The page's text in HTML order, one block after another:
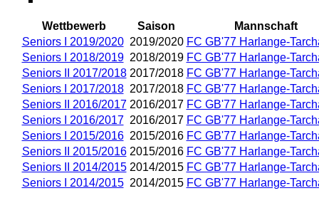
Wettbewerb Saison
Mannschaft
Seniors I 2019/2020 2019/2020 FC GB'77 Harlange-
Seniors I 2018/2019 2018/2019 FC GB'77 Harlange-
Seniors II 2017/2018 2017/2018 FC GB'77 Harlange-
Seniors I 2017/2018 2017/2018 FC GB'77 Harlange-
Seniors II 2016/2017 2016/2017 FC GB'77 Harlange-
Seniors I 2016/2017 2016/2017 FC GB'77 Harlange-
Seniors I 2015/2016 2015/2016 FC GB'77 Harlange-
Seniors II 2015/2016 2015/2016 FC GB'77 Harlange-
Seniors II 2014/2015 2014/2015 FC GB'77 Harlange-
Seniors I 2014/2015 2014/2015 FC GB'77 Harlange-